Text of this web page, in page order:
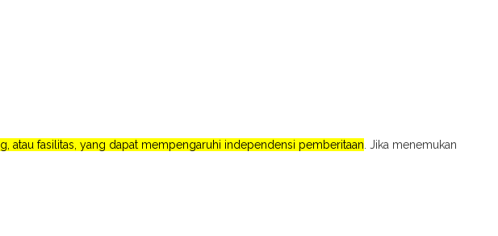
atau fasilitas, yang dapat mempengaruhi independensi pemberitaan . Jika menemukan